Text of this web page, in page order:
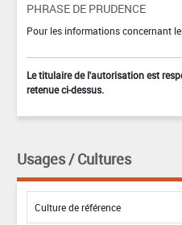
PHRASE DE PRUDENCE
Pour les informations concernant
Le titulaire de l'autorisation est
retenue ci-dessus.
Usages / Cultures